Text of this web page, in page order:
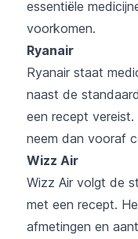
essentiële
voorkomen.
Ryanair
Ryanair staat
naast de
een recept
neem dan vooraf
Wizz Air
Wizz Air volgt de
met een recept.
afmetingen en